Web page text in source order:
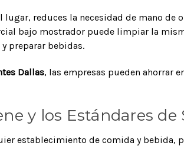
lugar, reduces la necesidad de mano
bajo mostrador puede limpiar la
preparar bebidas.
Dallas, las empresas pueden ahorrar
y los Estándares de
establecimiento de comida y bebida,